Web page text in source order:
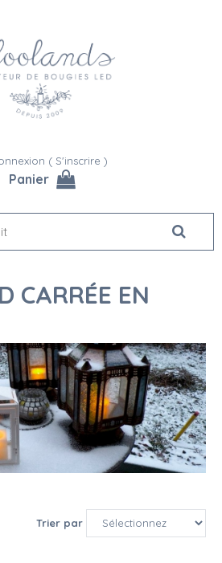
( S'inscrire )
Panier
CARRÉE EN
Trier par